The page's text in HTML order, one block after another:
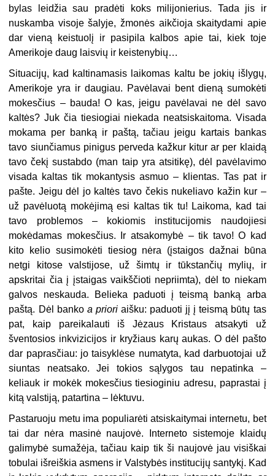
bylas leidžia sau pradėti koks milijonierius. Tada jis ir
nuskamba visoje šalyje, žmonės aikčioja skaitydami apie
dar vieną keistuolį ir pasipila kalbos apie tai, kiek toje
Amerikoje daug laisvių ir keistenybių…
Situacijų, kad kaltinamasis laikomas kaltu be jokių išlygų,
Amerikoje yra ir daugiau. Pavėlavai bent dieną sumokėti
mokesčius – bauda! O kas, jeigu pavėlavai ne dėl savo
kaltės? Juk čia tiesiogiai niekada neatsiskaitoma. Visada
mokama per banką ir paštą, tačiau jeigu kartais bankas
tavo siunčiamus pinigus perveda kažkur kitur ar per klaidą
tavo čekį sustabdo (man taip yra atsitikę), dėl pavėlavimo
visada kaltas tik mokantysis asmuo – klientas. Tas pat ir
pašte. Jeigu dėl jo kaltės tavo čekis nukeliavo kažin kur –
už pavėluotą mokėjimą esi kaltas tik tu! Laikoma, kad tai
tavo problemos – kokiomis institucijomis naudojiesi
mokėdamas mokesčius. Ir atsakomybė – tik tavo! O kad
kito kelio susimokėti tiesiog nėra (įstaigos dažnai būna
netgi kitose valstijose, už šimtų ir tūkstančių mylių, ir
apskritai čia į įstaigas vaikščioti nepriimta), dėl to niekam
galvos neskauda. Belieka paduoti į teismą banką arba
paštą. Dėl banko a prioriaišku: paduoti jį į teismą būtų tas
pat, kaip pareikalauti iš Jėzaus Kristaus atsakyti už
šventosios inkvizicijos ir kryžiaus karų aukas. O dėl pašto
dar paprasčiau: jo taisyklėse numatyta, kad darbuotojai už
siuntas neatsako. Jei tokios sąlygos tau nepatinka –
keliauk ir mokėk mokesčius tiesioginiu adresu, paprastai į
kitą valstiją, patartina – lėktuvu.
Pastaruoju metu ima populiarėti atsiskaitymai internetu, bet
tai dar nėra masinė naujovė. Interneto sistemoje klaidų
galimybė sumažėja, tačiau kaip tik ši naujovė jau visiškai
tobulai išreiškia asmens ir Valstybės institucijų santykį. Kad